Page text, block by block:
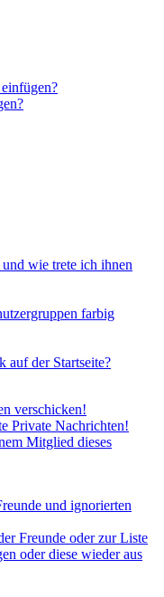
wie trete ich ihnen
farbig
auf der Startseite?
verschicken!
Private Nachrichten!
Mitglied dieses
und ignorierten
Freunde oder zur Liste
oder diese wieder aus